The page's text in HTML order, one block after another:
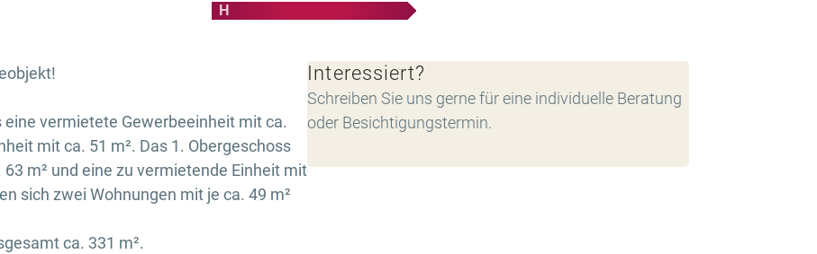
H
vermietete Gewerbeeinheit mit ca.
mit ca. 51 m². Das 1. Obergeschoss
m² und eine zu vermietende Einheit mit
sich zwei Wohnungen mit je ca. 49 m²
ca. 331 m².
Interessiert?
Schreiben Sie uns gerne für eine individuelle Beratung
oder Besichtigungstermin.